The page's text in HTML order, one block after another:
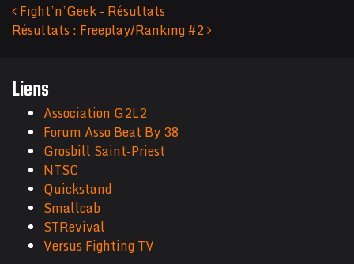
Navigation des articles
Fight’n’Geek – Résultats
Résultats : Freeplay/Ranking #2
Liens
Association G2L2
Forum Asso Beat By 38
Grosbill Saint-Priest
NTSC
Quickstand
Smallcab
STRevival
Versus Fighting TV